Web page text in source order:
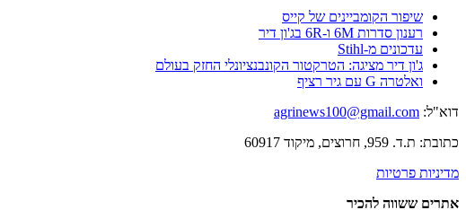
שיפור הקומביינים של קייס
רענון סדרות 6M ו-6R בג'ון דיר
עדכונים מ-Stihl
ג'ון דיר מציגה: הטרקטור הקונבנציונלי החזק בעולם
ואלטרה G עם גיר רציף
דוא"ל: agrinews100@gmail.com
כתובת: ת.ד. 959, חרוצים, מיקוד 60917
מדיניות פרטיות
אתרים ששווה להכיר